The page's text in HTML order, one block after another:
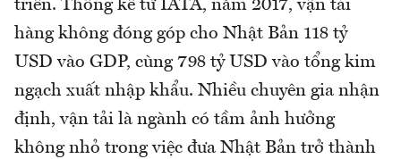
triển. Thống kê từ IATA, năm 2017, vận tải
hàng không đóng góp cho Nhật Bản 118 tỷ
USD vào GDP, cùng 798 tỷ USD vào tổng kim
ngạch xuất nhập khẩu. Nhiều chuyên gia nhận
định, vận tải là ngành có tầm ảnh hưởng
không nhỏ trong việc đưa Nhật Bản trở thành